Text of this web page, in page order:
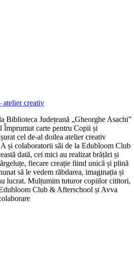
atelier creativ
Biblioteca Județeană „Gheorghe Asachi”
Împrumut carte pentru Copii și
cel de-al doilea atelier creativ
și colaboratorii săi de la Edubloom Club
dată, cei mici au realizat brățări și
fiecare creație fiind unică și plină
să le vedem răbdarea, imaginația și
lucrat. Mulțumim tuturor copiilor cititori,
Club & Afterschool și Avva